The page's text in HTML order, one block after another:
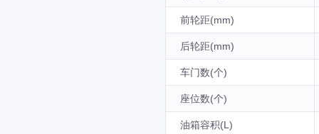
前轮距(mm)
后轮距(mm)
车门数(个)
座位数(个)
油箱容积(L)